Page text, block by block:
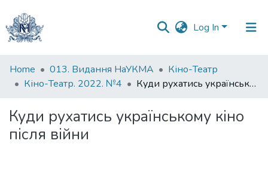
Log In
Communities
&
All of DSpace
Home 013. Видання НаУКМА
Кіно-Театр
Кіно-Театр. 2022. №4
Куди рухатись українському кіно після війни
Куди рухатись українському кіно
після війни